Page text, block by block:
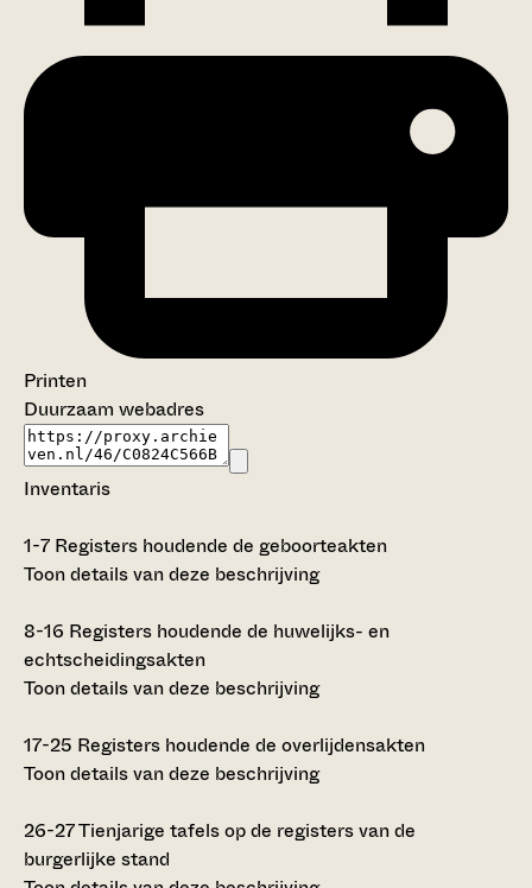
Printen
Duurzaam webadres
Inventaris
1-7 Registers houdende de geboorteakten
Toon details van deze beschrijving
8-16 Registers houdende de huwelijks- en
echtscheidingsakten
Toon details van deze beschrijving
17-25 Registers houdende de overlijdensakten
Toon details van deze beschrijving
26-27Tienjarige tafels op de registers van de
burgerlijke stand